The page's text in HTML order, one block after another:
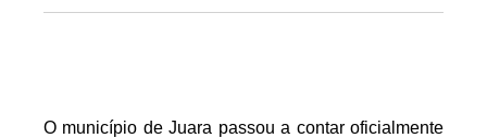
O município deJuara passou a contar oficialmente